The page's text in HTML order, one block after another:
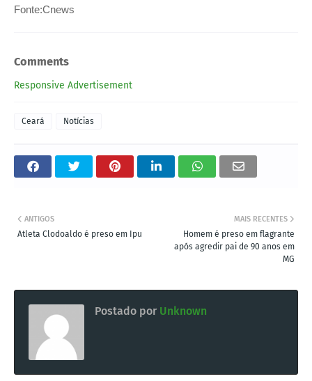
Fonte:Cnews
Comments
Responsive Advertisement
Ceará Notícias
MAIS RECENTES
Homem é preso em flagrante
após agredir pai de 90 anos em
MG
ANTIGOS
Atleta Clodoaldo é preso em Ipu
Postado por Unknown